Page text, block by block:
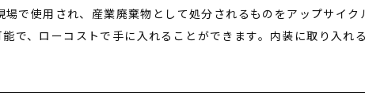
場で使用され、産業廃棄物として処分されるものをアップサイク
で、ローコストで手に入れることができます。内装に取り入れ